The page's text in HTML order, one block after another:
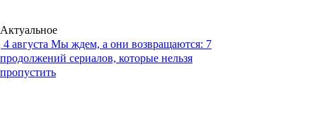
Актуальное
4 августа Мы ждем, а они возвращаются: 7
продолжений сериалов, которые нельзя
пропустить